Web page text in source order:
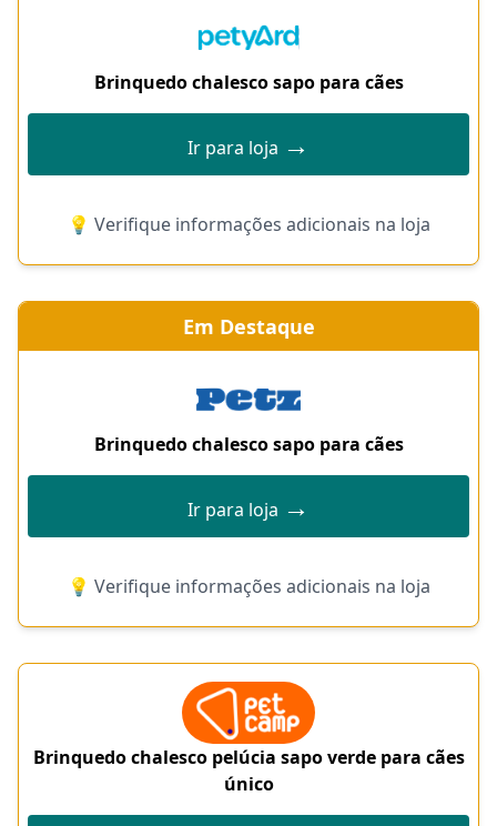
Brinquedo chalesco sapo para cães
Ir para loja →
💡 Verifique informações adicionais na loja
Em Destaque
Brinquedo chalesco sapo para cães
Ir para loja →
💡 Verifique informações adicionais na loja
Brinquedo chalesco pelúcia sapo verde para cães
único